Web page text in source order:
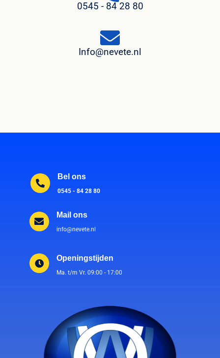
0545 - 84 28 80
Info@nevete.nl
Bel ons
0545 - 84 28 80
Mail ons
info@nevete.nl
Openingstijden
Ma. t/m Vr. 09:00 - 17:00